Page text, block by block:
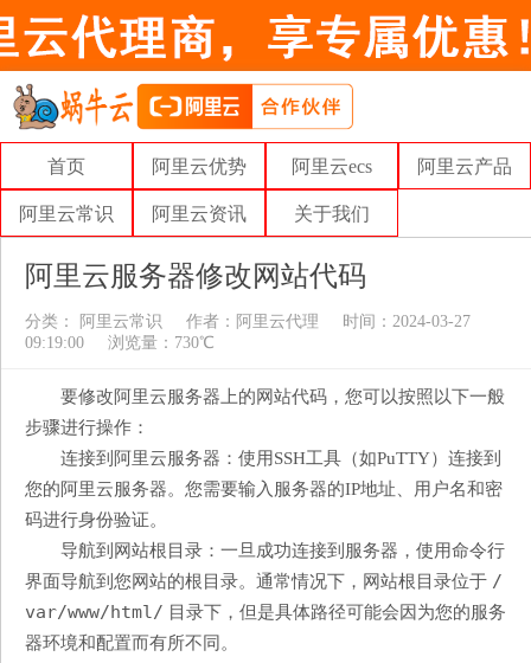
首页 阿里云优势 阿里云ecs 阿里云产品
阿里云常识 阿里云资讯 关于我们
阿里云服务器修改网站代码
分类： 阿里云常识 作者： 阿里云代理
时间：2024-03-27
09:19:00
浏览量：730℃
要修改阿里云服务器上的网站代码，您可以按照以下一般
步骤进行操作：
连接到阿里云服务器：使用SSH工具（如PuTTY）连接到
您的阿里云服务器。您需要输入服务器的IP地址、用户名和密
码进行身份验证。
导航到网站根目录：一旦成功连接到服务器，使用命令行
界面导航到您网站的根目录。通常情况下，网站根目录位于 /
var/www/html/ 目录下，但是具体路径可能会因为您的服务
器环境和配置而有所不同。